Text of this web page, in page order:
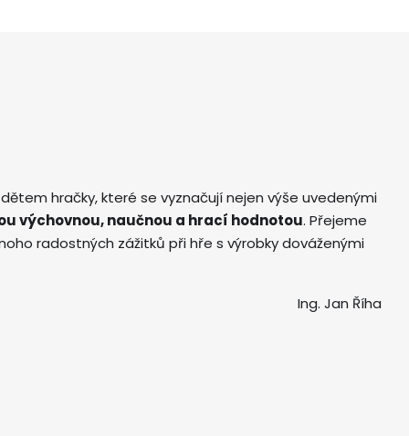
hračky, které se vyznačují nejen výše uvedenými
výchovnou, naučnou a hrací hodnotou. Přejeme
radostných zážitků při hře s výrobky dováženými
Ing. Jan Říha